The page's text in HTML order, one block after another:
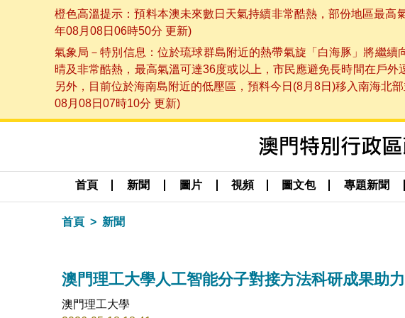
橙色高溫提示：預料本澳未來數日天氣持續非常酷熱，部份地區最
年08月08日06時50分 更新)
氣象局－特別信息：位於琉球群島附近的熱帶氣旋「白海豚」將繼
晴及非常酷熱，最高氣溫可達36度或以上，市民應避免長時間在戶
另外，目前位於海南島附近的低壓區，預料今日(8月8日)移入南海北
08月08日07時10分 更新)
首頁 新聞 圖片 視頻 圖文包 專題新聞
首頁 新聞
澳門理工大學人工智能分子對接方法科研成果助
澳門理工大學